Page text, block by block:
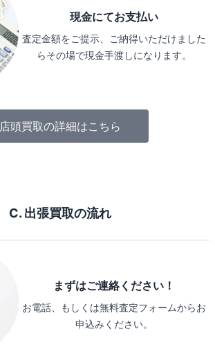
現金にてお支払い
査定金額をご提示、ご納得いただけました
らその場で現金手渡しになります。
店頭買取の詳細はこちら
C. 出張買取の流れ
まずはご連絡ください！
お電話、もしくは無料査定フォームからお
申込みください。